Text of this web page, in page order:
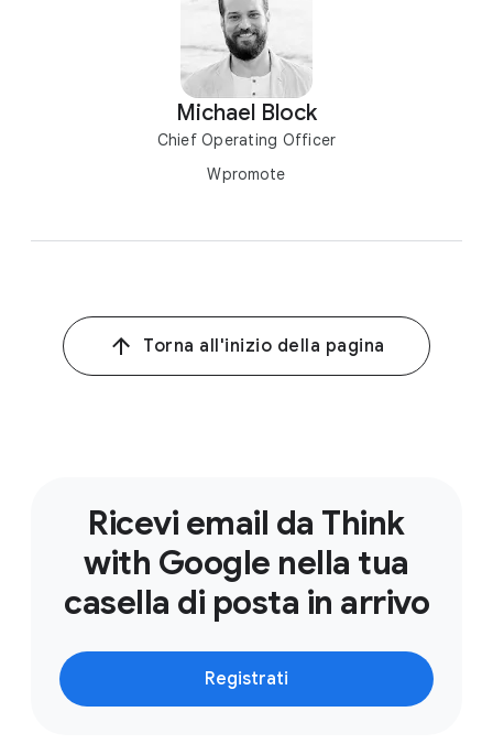
Michael Block
Chief Operating Officer
Wpromote
Torna all'inizio della pagina
Ricevi email da Think
with Google nella tua
casella di posta in arrivo
Registrati